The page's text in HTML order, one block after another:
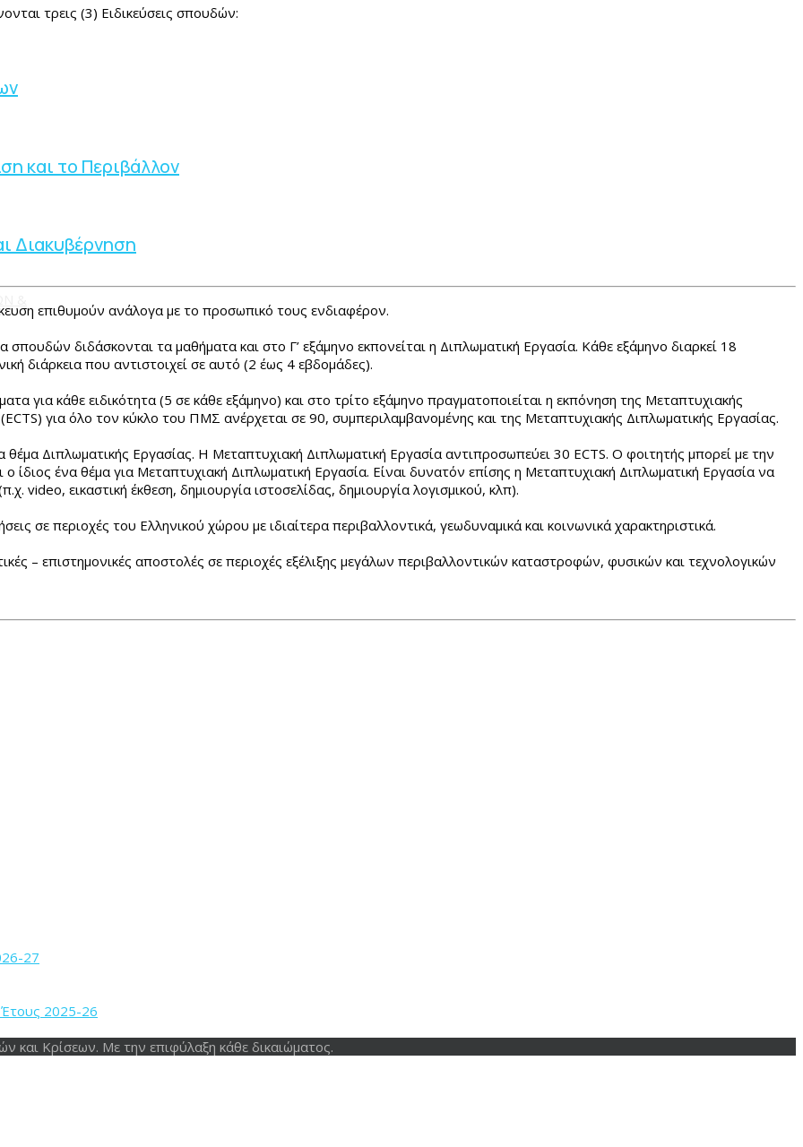
τρεις (3) Ειδικεύσεις σπουδών:
και το Περιβάλλον
Διακυβέρνηση
επιθυμούν ανάλογα με το προσωπικό τους ενδιαφέρον.
σπουδών διδάσκονται τα μαθήματα και στο Γ’ εξάμηνο εκπονείται η Διπλωματική Εργασία. Κάθε εξάμηνο διαρκεί 18
διάρκεια που αντιστοιχεί σε αυτό (2 έως 4 εβδομάδες).
για κάθε ειδικότητα (5 σε κάθε εξάμηνο) και στο τρίτο εξάμηνο πραγματοποιείται η εκπόνηση της Μεταπτυχιακής
για όλο τον κύκλο του ΠΜΣ ανέρχεται σε 90, συμπεριλαμβανομένης και της Μεταπτυχιακής Διπλωματικής Εργασίας.
Διπλωματικής Εργασίας. Η Μεταπτυχιακή Διπλωματική Εργασία αντιπροσωπεύει 30 ECTS. Ο φοιτητής μπορεί με την
ίδιος ένα θέμα για Μεταπτυχιακή Διπλωματική Εργασία. Είναι δυνατόν επίσης η Μεταπτυχιακή Διπλωματική Εργασία να
video, εικαστική έκθεση, δημιουργία ιστοσελίδας, δημιουργία λογισμικού, κλπ).
σε περιοχές του Ελληνικού χώρου με ιδιαίτερα περιβαλλοντικά, γεωδυναμικά και κοινωνικά χαρακτηριστικά.
– επιστημονικές αποστολές σε περιοχές εξέλιξης μεγάλων περιβαλλοντικών καταστροφών, φυσικών και τεχνολογικών
27
Έτους 2025-26
και Κρίσεων. Με την επιφύλαξη κάθε δικαιώματος.